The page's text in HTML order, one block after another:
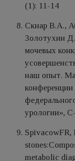
(1): 11-14
Скнар В.А.,
Золотухин
мочевых
наш опыт.
конференции
урологии»,
SpivacowFR,
metabolic